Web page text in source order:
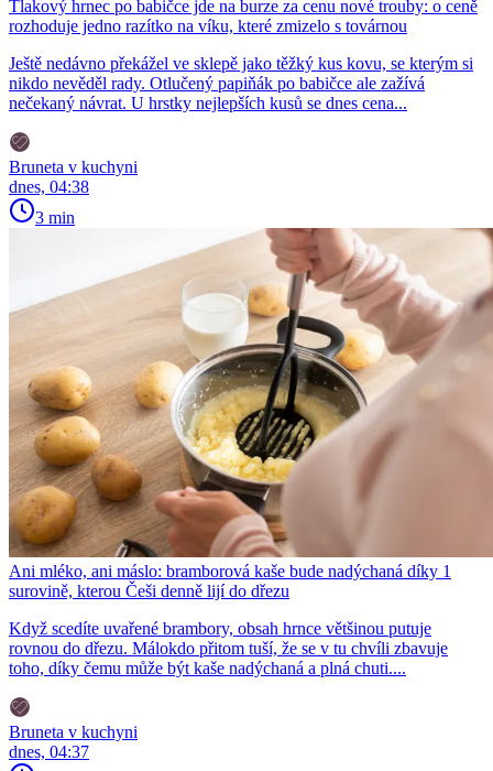
Tlakový hrnec po babičce jde na burze za cenu nové trouby: o ceně
rozhoduje jedno razítko na víku, které zmizelo s továrnou
Ještě nedávno překážel ve sklepě jako těžký kus kovu, se kterým si
nikdo nevěděl rady. Otlučený papiňák po babičce ale zažívá
nečekaný návrat. U hrstky nejlepších kusů se dnes cena...
Bruneta v kuchyni
dnes, 04:38
3 min
Ani mléko, ani máslo: bramborová kaše bude nadýchaná díky 1
surovině, kterou Češi denně lijí do dřezu
Když scedíte uvařené brambory, obsah hrnce většinou putuje
rovnou do dřezu. Málokdo přitom tuší, že se v tu chvíli zbavuje
toho, díky čemu může být kaše nadýchaná a plná chuti....
Bruneta v kuchyni
dnes, 04:37